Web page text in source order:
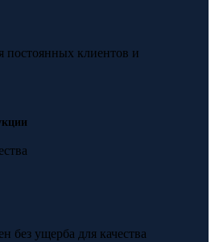
постоянных клиентов и
без ущерба для качества